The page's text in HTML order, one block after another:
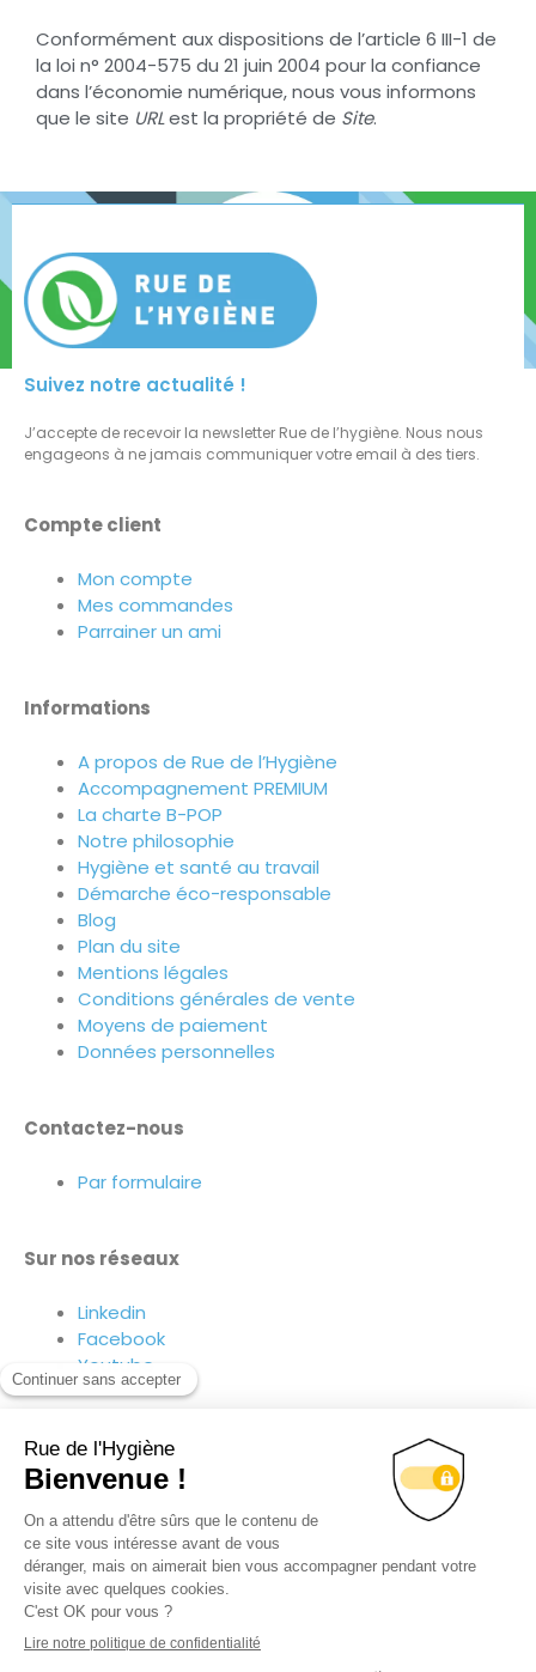
Conformément aux dispositions de l’article 6 III-1 de
la loi n° 2004-575 du 21 juin 2004 pour la confiance
dans l’économie numérique, nous vous informons
que le site URLest la propriété de Site.
Suivez notre actualité !
J’accepte de recevoir la newsletter Rue de l’hygiène. Nous nous
engageons à ne jamais communiquer votre email à des tiers.
Compte client
Mon compte
Mes commandes
Parrainer un ami
Informations
A propos de Rue de l’Hygiène
Accompagnement PREMIUM
La charte B-POP
Notre philosophie
Hygiène et santé au travail
Démarche éco-responsable
Blog
Plan du site
Mentions légales
Conditions générales de vente
Moyens de paiement
Données personnelles
Contactez-nous
Par formulaire
Sur nos réseaux
Linkedin
Facebook
Youtube
Suivez-nous sur nos réseaux !